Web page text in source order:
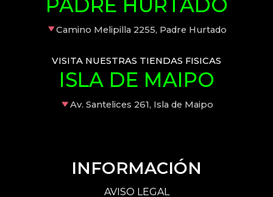
PADRE HURTADO
Camino Melipilla 2255, Padre Hurtado
VISITA NUESTRAS TIENDAS FISICAS
ISLA DE MAIPO
Av. Santelices 261, Isla de Maipo
INFORMACIÓN
AVISO LEGAL